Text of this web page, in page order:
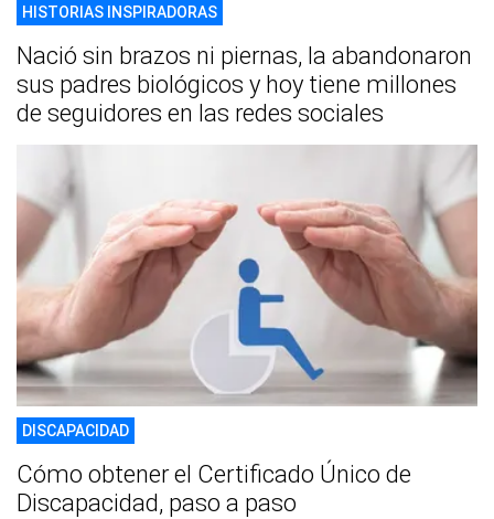
HISTORIAS INSPIRADORAS
Nació sin brazos ni piernas, la abandonaron
sus padres biológicos y hoy tiene millones
de seguidores en las redes sociales
DISCAPACIDAD
Cómo obtener el Certificado Único de
Discapacidad, paso a paso